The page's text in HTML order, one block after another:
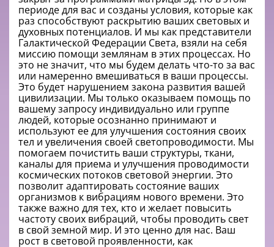
периоде для вас и созданы условия, которые как
раз способствуют раскрытию ваших световых и
духовных потенциалов. И мы как представители
Галактической Федерации Света, взяли на себя
миссию помощи землянам в этих процессах. Но
это не значит, что мы будем делать что-то за вас
или намеренно вмешиваться в ваши процессы.
Это будет нарушением закона развития вашей
цивилизации. Мы только оказываем помощь по
вашему запросу индивидуально или группе
людей, которые осознанно принимают и
используют ее для улучшения состояния своих
тел и увеличения своей светопроводимости. Мы
помогаем почистить ваши структуры, ткани,
каналы для приема и улучшения проводимости
космических потоков световой энергии. Это
позволит адаптировать состояние ваших
организмов к вибрациям нового времени. Это
также важно для тех, кто и желает повысить
частоту своих вибраций, чтобы проводить свет
в свой земной мир. И это ценно для нас. Ваш
рост в световой проявленности, как